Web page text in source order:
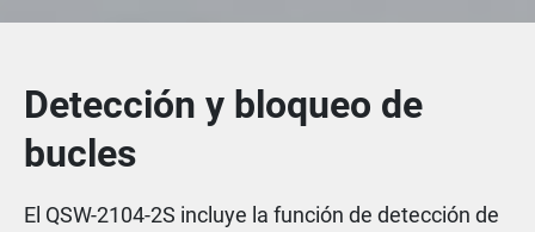
Detección y bloqueo de
bucles
El QSW-2104-2S incluye la función de detección de